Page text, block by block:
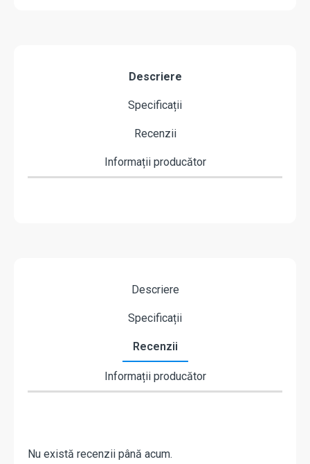
Descriere
Specificații
Recenzii
Informații producător
Descriere
Specificații
Recenzii
Informații producător
Nu există recenzii până acum.